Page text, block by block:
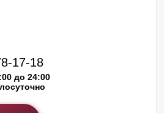
17-18
до 24:00